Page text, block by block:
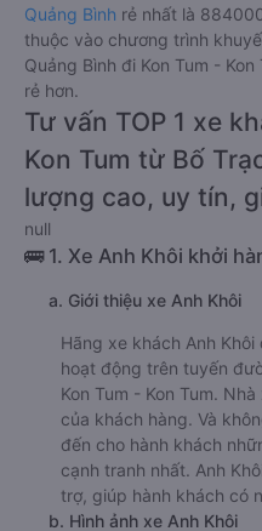
Quảng Bình rẻ nhất là
thuộc vào chương trình
Quảng Bình đi Kon Tum -
rẻ hơn.
Tư vấn TOP 1 xe
Kon Tum từ Bố
lượng cao, uy tín,
null
🚌 1. Xe Anh Khôi khởi
a. Giới thiệu xe Anh Khôi
Hãng xe khách Anh
hoạt động trên tuyến
Kon Tum - Kon Tum.
của khách hàng. Và
đến cho hành khách
cạnh tranh nhất. Anh
trợ, giúp hành khách có
b. Hình ảnh xe Anh Khôi